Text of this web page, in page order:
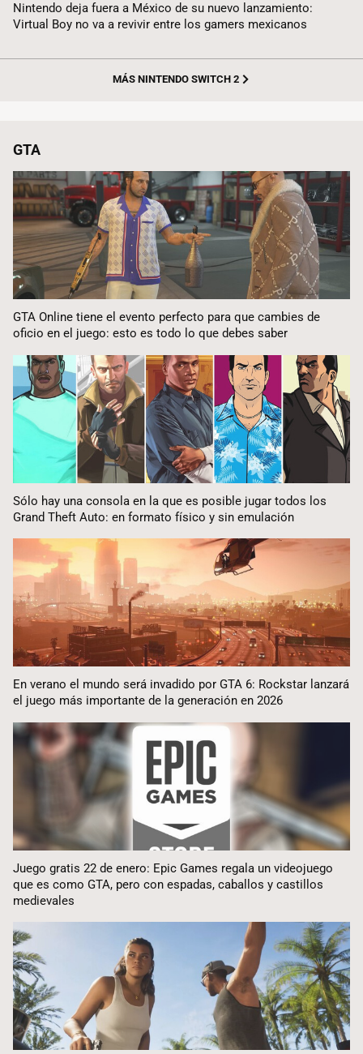
Nintendo deja fuera a México de su nuevo lanzamiento:
Virtual Boy no va a revivir entre los gamers mexicanos
MÁS NINTENDO SWITCH 2
GTA
GTA Online tiene el evento perfecto para que cambies de
oficio en el juego: esto es todo lo que debes saber
Sólo hay una consola en la que es posible jugar todos los
Grand Theft Auto: en formato físico y sin emulación
En verano el mundo será invadido por GTA 6: Rockstar lanzará
el juego más importante de la generación en 2026
Juego gratis 22 de enero: Epic Games regala un videojuego
que es como GTA, pero con espadas, caballos y castillos
medievales